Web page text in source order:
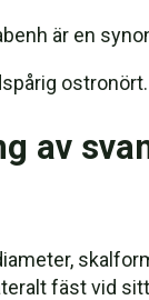
är en
ostronört.
av
fäst vid